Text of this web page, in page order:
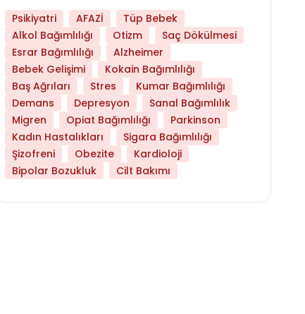
Psikiyatri AFAZİ
Tüp Bebek
Alkol Bağımlılığı
Otizm
Saç Dökülmesi
Esrar Bağımlılığı
Alzheimer
Bebek Gelişimi
Kokain Bağımlılığı
Baş Ağrıları
Stres
Kumar Bağımlılığı
Demans
Depresyon
Sanal Bağımlılık
Migren
Opiat Bağımlılığı
Parkinson
Kadın Hastalıkları
Sigara Bağımlılığı
Şizofreni
Obezite
Kardioloji
Bipolar Bozukluk
Cilt Bakımı